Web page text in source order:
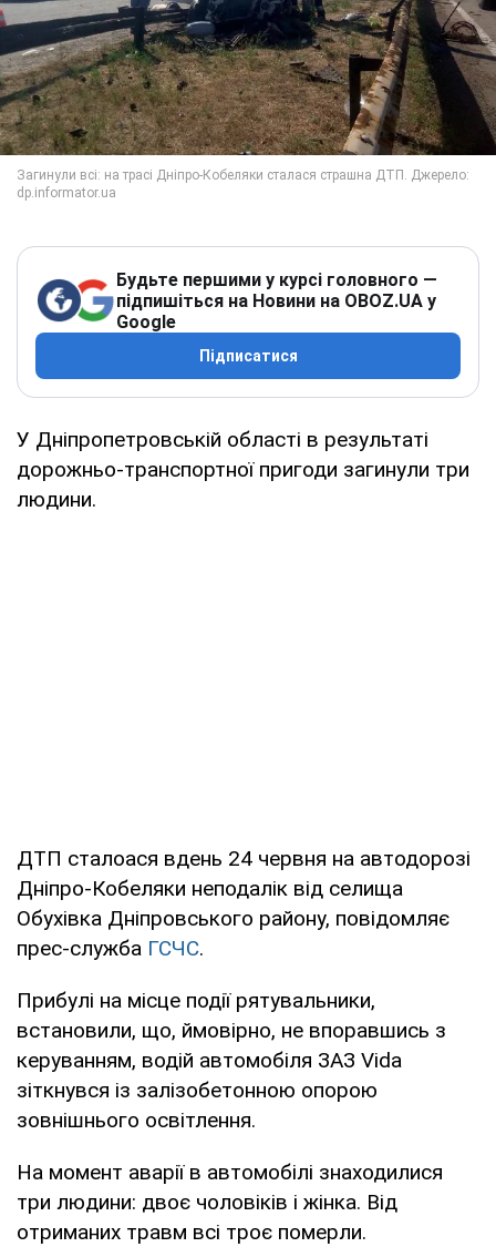
Будьте першими у курсі головного —
підпишіться на Новини на OBOZ.UA у
Google
Підписатися
У Дніпропетровській області в результаті
дорожньо-транспортної пригоди загинули три
людини.
ДТП сталоася вдень 24 червня на автодорозі
Дніпро-Кобеляки неподалік від селища
Обухівка Дніпровського району, повідомляє
прес-служба ГСЧС.
Прибулі на місце події рятувальники,
встановили, що, ймовірно, не впоравшись з
керуванням, водій автомобіля ЗАЗ Vida
зіткнувся із залізобетонною опорою
зовнішнього освітлення.
На момент аварії в автомобілі знаходилися
три людини: двоє чоловіків і жінка. Від
отриманих травм всі троє померли.